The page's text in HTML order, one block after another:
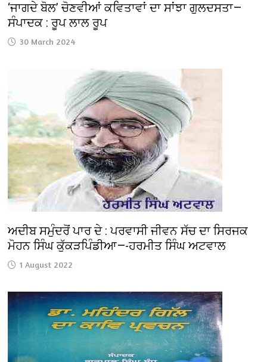
‘ਜਾਗਦੇ ਬੋਲ’ ਚੋਣਵੀਆਂ ਕਵਿਤਾਵਾਂ ਦਾ ਸਾਂਝਾ ਗੁਲਦਸਤਾ—
ਸੰਪਾਦਕ : ਰੂਪ ਲਾਲ ਰੂਪ
30 March 2024
ਅਦੀਬ ਸਮੁੰਦਰੋਂ ਪਾਰ ਦੇ : ਪਰਵਾਸੀ ਜੀਵਨ ਸੱਚ ਦਾ ਸਿਰਜਕ
ਮੋਹਨ ਸਿੰਘ ਕੁੱਕੜਪਿੰਡੀਆ—-ਹਰਮੀਤ ਸਿੰਘ ਅਟਵਾਲ
1 August 2022